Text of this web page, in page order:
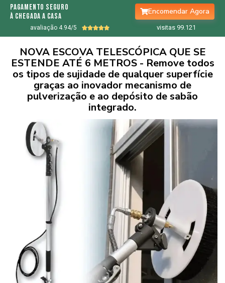
pagamento seguro
à chegada a casa
Encomendar Agora
avaliação 4.94/5  visitas 99.122
NOVA ESCOVA TELESCÓPICA QUE SE
ESTENDE ATÉ 6 METROS - Remove todos
os tipos de sujidade de qualquer superfície
graças ao inovador mecanismo de
pulverização e ao depósito de sabão
integrado.